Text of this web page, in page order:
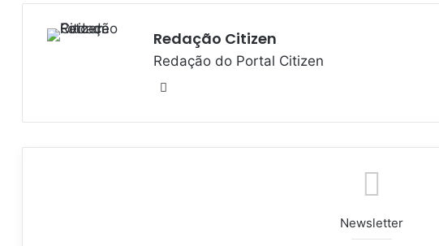
Redação Citizen
Redação do Portal Citizen
b
s
Newsletter